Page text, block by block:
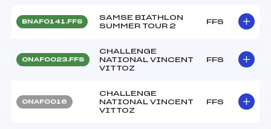
BNAF0141.FFS
SAMSE BIATHLON
SUMMER TOUR 2
FFS
ONAF0023.FFS
CHALLENGE
NATIONAL VINCENT
VITTOZ
FFS
ONAF0016
CHALLENGE
NATIONAL VINCENT
VITTOZ
FFS